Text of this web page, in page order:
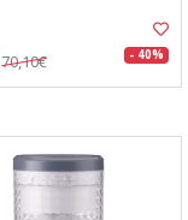
70,10€ - 40%